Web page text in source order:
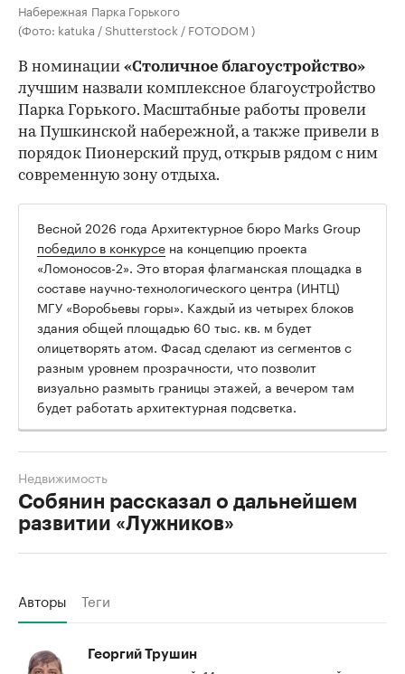
Набережная Парка Горького
(Фото: katuka / Shutterstock / FOTODOM )
В номинации «Столичное благоустройство»
лучшим назвали комплексное благоустройство
Парка Горького. Масштабные работы провели
на Пушкинской набережной, а также привели в
порядок Пионерский пруд, открыв рядом с ним
современную зону отдыха.
Весной 2026 года Архитектурное бюро Marks Group
победило в конкурсе на концепцию проекта
«Ломоносов-2». Это вторая флагманская площадка в
составе научно-технологического центра (ИНТЦ)
МГУ «Воробьевы горы». Каждый из четырех блоков
здания общей площадью 60 тыс. кв. м будет
олицетворять атом. Фасад сделают из сегментов с
разным уровнем прозрачности, что позволит
визуально размыть границы этажей, а вечером там
будет работать архитектурная подсветка.
Собянин рассказал о дальнейшем
развитии «Лужников»
Недвижимость
Авторы Теги
Георгий Трушин